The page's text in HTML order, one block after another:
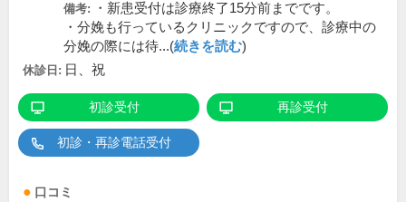
備考:
・新患受付は診療終了15分前までです。
・分娩も行っているクリニックですので、診療中の
分娩の際には待...(続きを読む)
休診日: 日、祝
初診受付 再診受付
初診・再診電話受付
口コミ